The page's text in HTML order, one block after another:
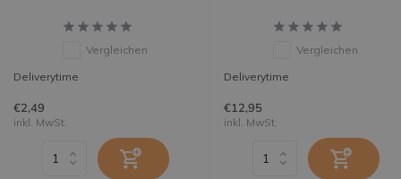
Vergleichen
Deliverytime
€2,49
inkl. MwSt.
Vergleichen
Deliverytime
€12,95
inkl. MwSt.